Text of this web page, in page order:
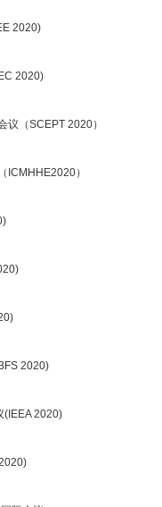
2020)
2020)
议（SCEPT 2020）
ICMHHE2020）
2020)
(IEEA 2020)